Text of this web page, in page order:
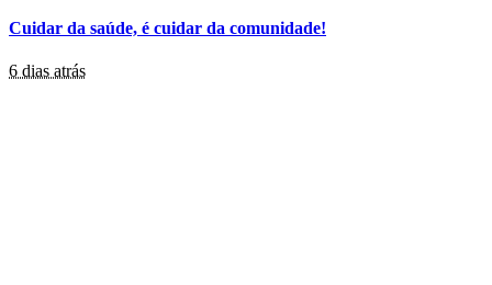
Cuidar da saúde, é cuidar da comunidade!
6 dias atrás